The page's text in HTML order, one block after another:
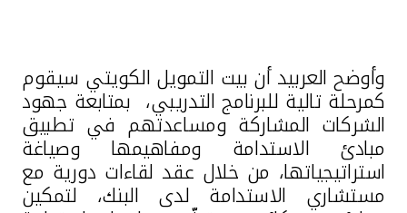
وأوضح العربيد أن بيت التمويل الكويتي سيقوم
كمرحلة تالية للبرنامج التدريبي، بمتابعة جهود
الشركات المشاركة ومساعدتهم في تطبيق
مبادئ الاستدامة ومفاهيمها وصياغة
استراتيجياتها، من خلال عقد لقاءات دورية مع
مستشاري الاستدامة لدى البنك، لتمكين